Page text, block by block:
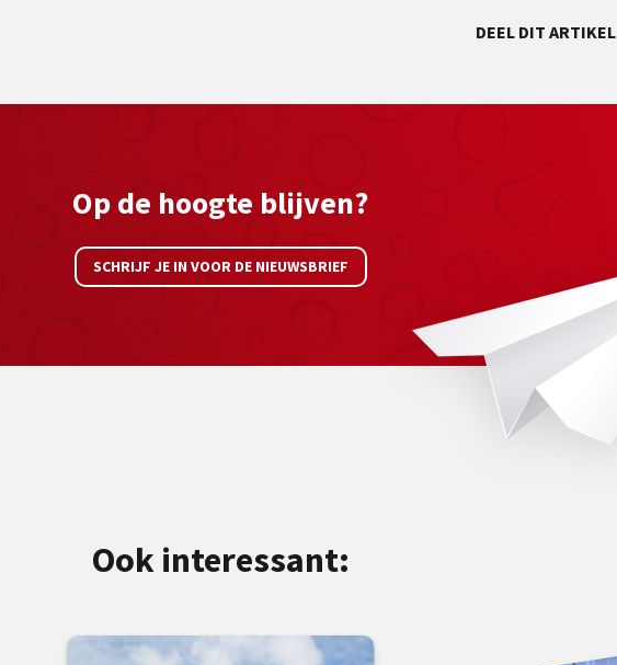
DEEL DIT ARTIKEL
Op de hoogte blijven?
SCHRIJF JE IN VOOR DE NIEUWSBRIEF
Ook interessant: